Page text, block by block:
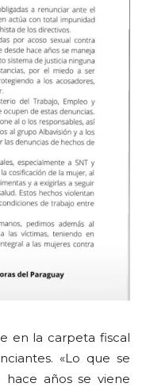
en la carpeta fiscal
«Lo que se
años se viene